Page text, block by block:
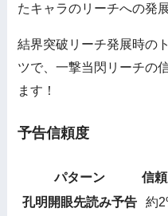
たキャラのリーチへの発
結界突破リーチ発展時の
ツで、一撃当閃リーチの
ます！
予告信頼度
パターン
信
孔明開眼先読み予告
約